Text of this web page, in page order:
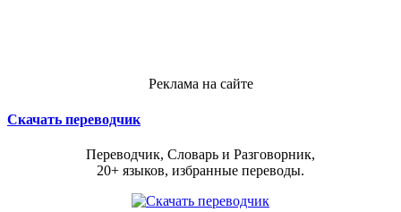
Реклама на сайте
Скачать переводчик
Переводчик, Словарь и Разговорник,
20+ языков, избранные переводы.